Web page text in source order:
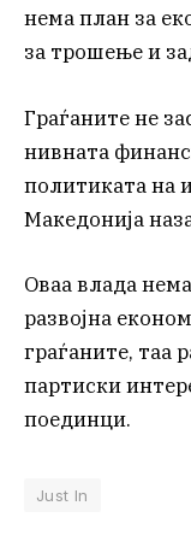
нема план за
за трошење и
Граѓаните не
нивната
политиката на
Македонија
Оваа влада
развојна
граѓаните, таа
партиски
поединци.
Just In